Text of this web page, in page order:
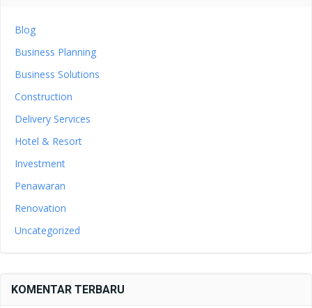
Blog
Business Planning
Business Solutions
Construction
Delivery Services
Hotel & Resort
Investment
Penawaran
Renovation
Uncategorized
KOMENTAR TERBARU